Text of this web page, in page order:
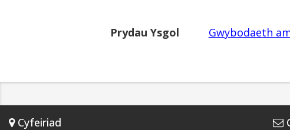
Prydau Ysgol Gwybodaeth
Cyfeiriad